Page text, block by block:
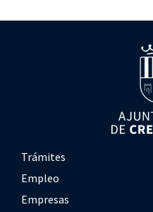
Trámites
Empleo
Empresas